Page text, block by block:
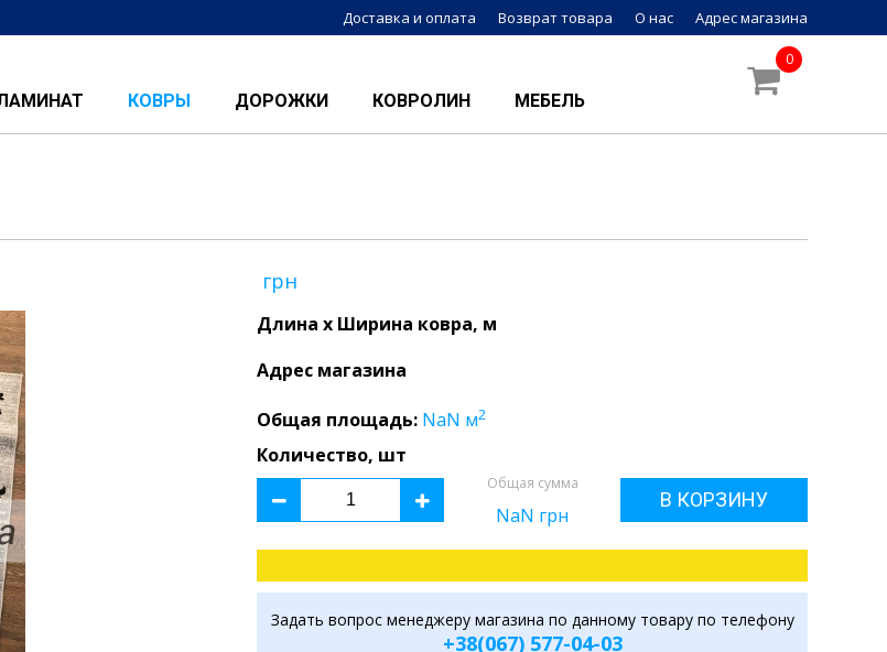
Доставка и оплата Возврат товара О нас Адрес магазина
КОВРЫ ДОРОЖКИ КОВРОЛИН МЕБЕЛЬ
0
грн
Длина x Ширина ковра, м
Адрес магазина
Общая площадь: NaN м2
Количество, шт
Общая сумма
NaN грн
В КОРЗИНУ
Задать вопрос менеджеру магазина по данному товару по телефону
+38(067) 577-04-03